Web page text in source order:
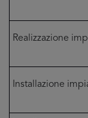
Realizzazione
Installazione